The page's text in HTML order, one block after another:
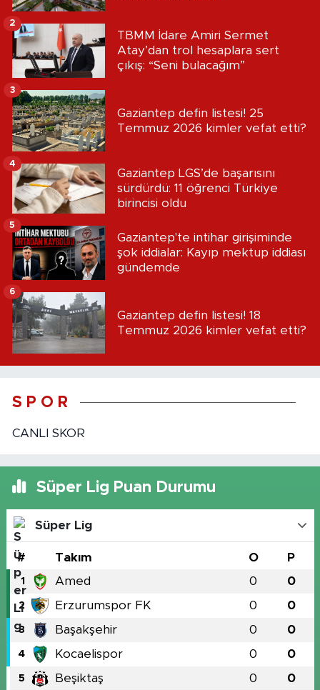
TBMM İdare Amiri Sermet
Atay’dan trol hesaplara sert
çıkış: “Seni bulacağım”
2
Gaziantep defin listesi! 25
Temmuz 2026 kimler vefat etti?
3
Gaziantep LGS’de başarısını
sürdürdü: 11 öğrenci Türkiye
birincisi oldu
4
Gaziantep'te intihar girişiminde
şok iddialar: Kayıp mektup iddiası
gündemde
5
Gaziantep defin listesi! 18
Temmuz 2026 kimler vefat etti?
6
S P O R
CANLI SKOR
Süper Lig Puan Durumu
Süper Lig
# Takım O P
1 Amed 0 0
2 Erzurumspor FK 0 0
3 Başakşehir 0 0
4 Kocaelispor 0 0
5 Beşiktaş 0 0